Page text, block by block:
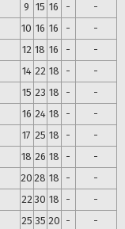
9 15 16 -
-
10 16 16 -
-
12 18 16 -
-
14 22 18 -
-
15 23 18 -
-
16 24 18 -
-
17 25 18 -
-
18 26 18 -
-
20 28 18 -
-
2230 18 -
-
25 35 20 -
-